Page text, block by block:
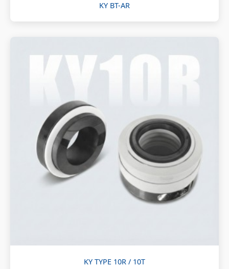
KY BT-AR
KY TYPE 10R / 10T